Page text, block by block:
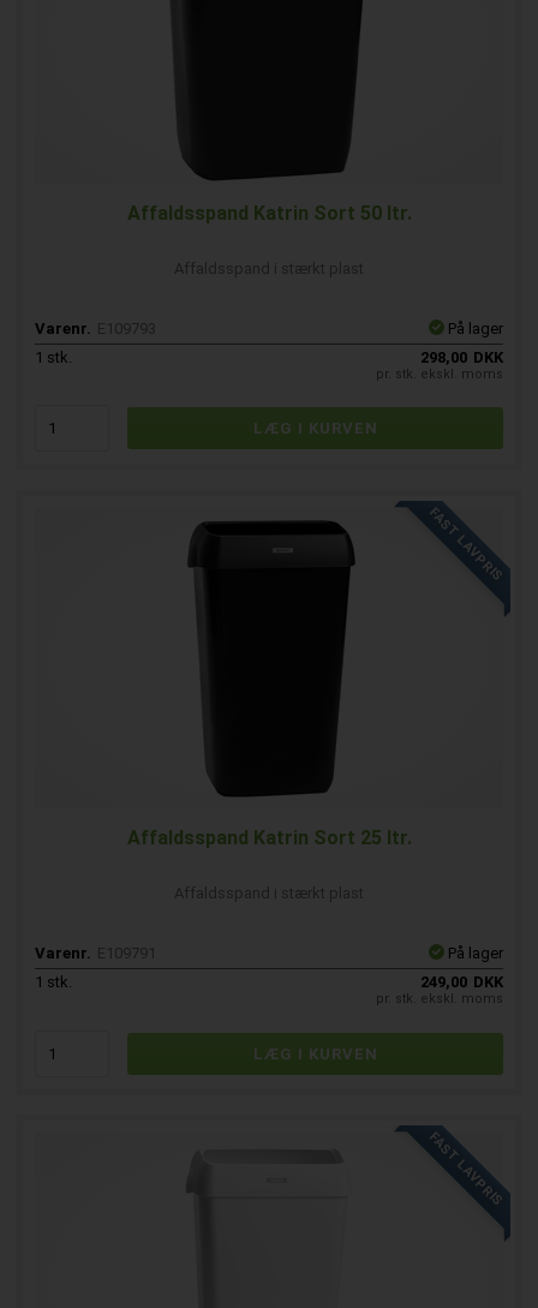
Affaldsspand Katrin Sort 50 ltr.
Affaldsspand i stærkt plast
Varenr. E109793
På lager
1 stk. 298,00 DKK
pr. stk. ekskl. moms
FAST LAVPRIS
Affaldsspand Katrin Sort 25 ltr.
Affaldsspand i stærkt plast
Varenr. E109791
På lager
1 stk. 249,00 DKK
pr. stk. ekskl. moms
FAST LAVPRIS